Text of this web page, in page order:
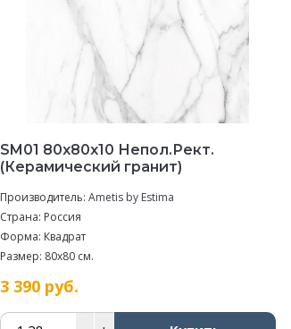
SM01 80x80x10 Непол.Рект.
(Керамический гранит)
Производитель: Ametis by Estima
Страна: Россия
Форма: Квадрат
Размер: 80x80 см.
3 390руб.